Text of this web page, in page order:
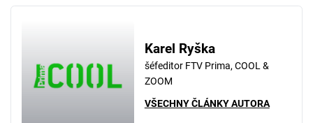
Karel Ryška
šéfeditor FTV Prima, COOL &
ZOOM
VŠECHNY ČLÁNKY AUTORA